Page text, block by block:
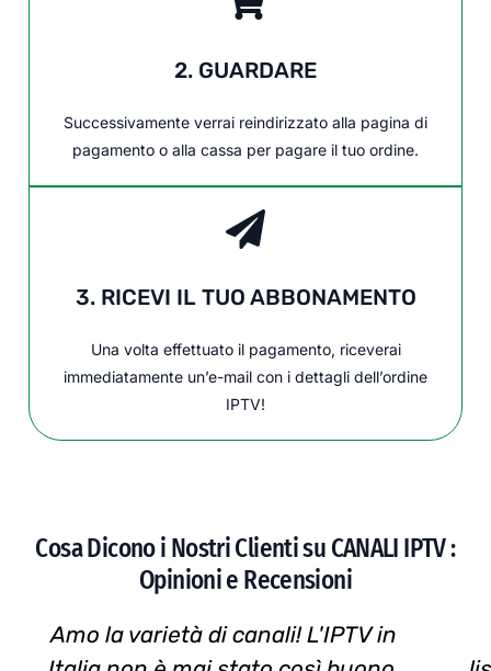
2. GUARDARE
Successivamente verrai reindirizzato alla pagina di
pagamento o alla cassa per pagare il tuo ordine.
3. RICEVI IL TUO ABBONAMENTO
Una volta effettuato il pagamento, riceverai
immediatamente un’e-mail con i dettagli dell’ordine
IPTV!
Cosa Dicono i Nostri Clienti su CANALI IPTV :
Opinioni e Recensioni
Amo la varietà di canali! L'IPTV in